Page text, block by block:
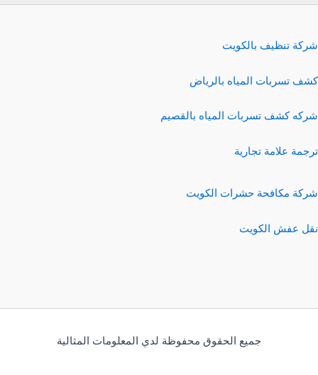
شركة تنظيف بالكويت
كشف تسربات المياه بالرياض
شركه كشف تسربات المياه بالقصيم
ترجمة علامة تجارية
شركة مكافحة حشرات الكويت
نقل عفش الكويت
جميع الحقوق محفوظة لدي المعلومات المثالية